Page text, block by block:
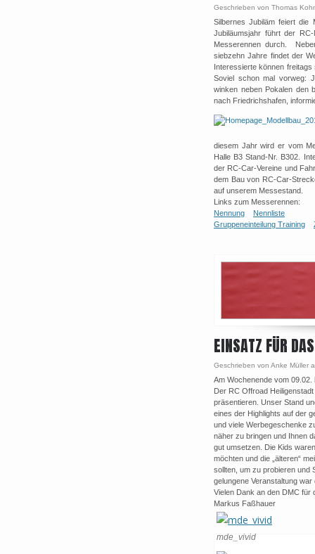
Geschrieben von Thomas
Silbernes Jubiläm feiert die
Jubiläumsjahr führt der
Messerennen durch.
siebzehn Jahre findet der
Interessierte können freitags
Soviel schon mal vorweg:
winken neben Pokalen den
nach Friedrichshafen,
diesem Jahr wird er vom
Halle B3 Stand-Nr. B302.
der RC-Car-Vereine und
dem Bau von RC-Car-
auf unserem Messestand.
Links zum Messerennen:
Nennung
Nennliste
Gruppeneinteilung Training
EINSATZ FÜR
Geschrieben von Anke Müller
Am Wochenende vom
Der RC Offroad
präsentieren. Unser Stand
eines der Highlights auf der
und viele Werbegeschenke
näher zu bringen und Ihnen
gut umsetzen. Die Kids
möchten und die „älteren“
sollten, um zu probieren und
gelungene Veranstaltung
Vielen Dank an den DMC für
Markus Faßhauer
mde_vivid